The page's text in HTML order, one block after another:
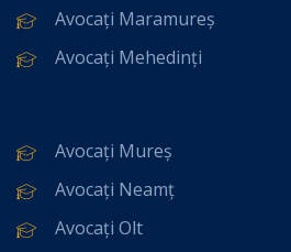
Avocați Maramureș
Avocați Mehedinți
Avocați Mureș
Avocați Neamț
Avocați Olt